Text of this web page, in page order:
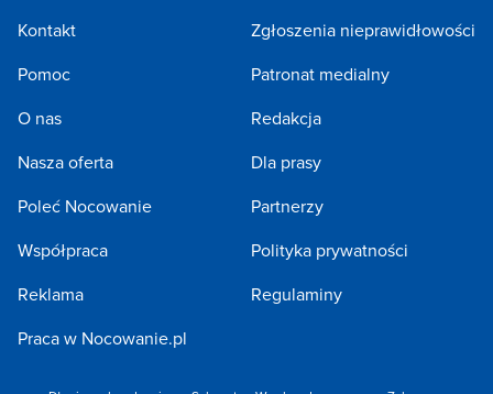
Kontakt
Pomoc
O nas
Nasza oferta
Poleć Nocowanie
Współpraca
Reklama
Praca w Nocowanie.pl
Zgłoszenia nieprawidłowości
Patronat medialny
Redakcja
Dla prasy
Partnerzy
Polityka prywatności
Regulaminy